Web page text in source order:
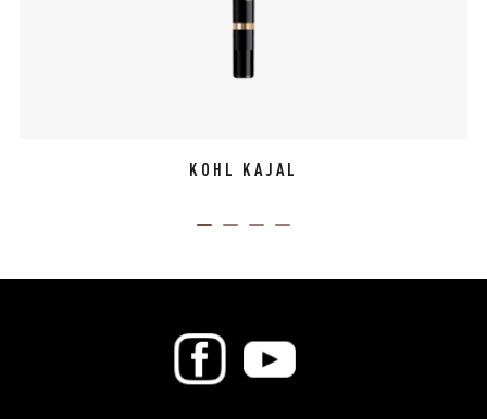
KOHL KAJAL